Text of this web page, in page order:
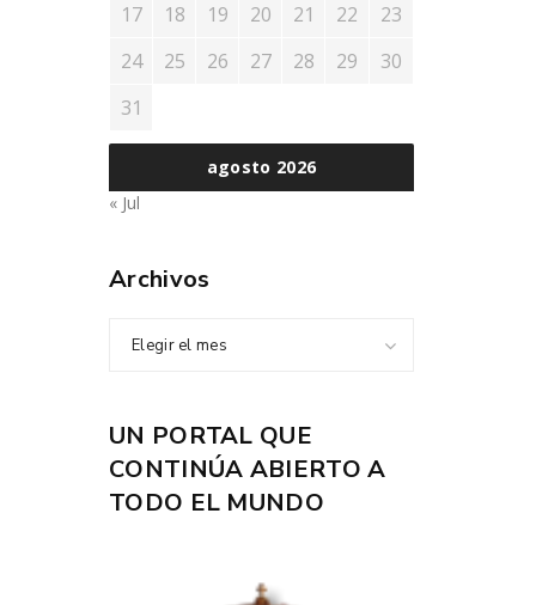
agosto 2026
17
18 19 20 21 22
23
24
25 26 27 28 29
30
31
« Jul
Archivos
Elegir el mes
UN PORTAL QUE
CONTINÚA ABIERTO A
TODO EL MUNDO